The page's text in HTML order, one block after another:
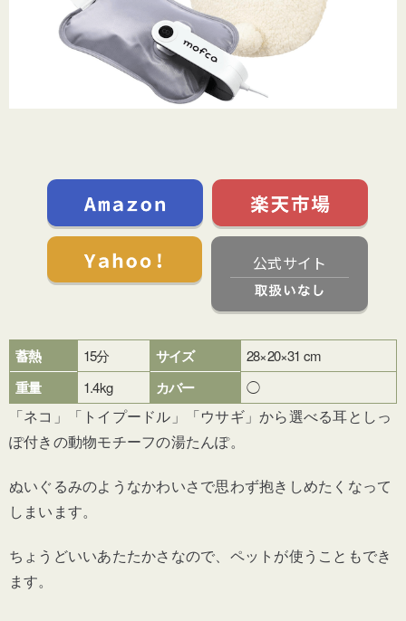
公式サイト
蓄熱 15分 サイズ 28×20×31 cm
重量 1.4kg カバー ◯
「ネコ」「トイプードル」「ウサギ」から選べる耳としっ
ぽ付きの動物モチーフの湯たんぽ。
ぬいぐるみのようなかわいさで思わず抱きしめたくなって
しまいます。
ちょうどいいあたたかさなので、ペットが使うこともでき
ます。